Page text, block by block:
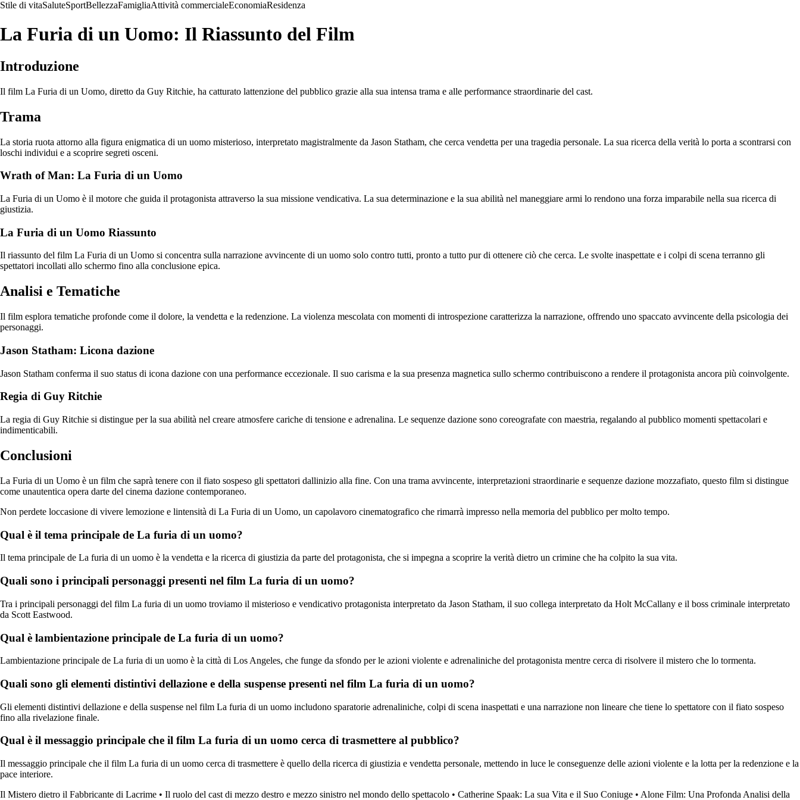
Stile di vitaSaluteSportBellezzaFamigliaAttività commercialeEconomiaResidenza
La Furia di un Uomo: Il Riassunto del Film
Introduzione
Il film La Furia di un Uomo, diretto da Guy Ritchie, ha catturato lattenzione del pubblico grazie alla sua intensa trama e alle performance straordinarie del cast.
Trama
La storia ruota attorno alla figura enigmatica di un uomo misterioso, interpretato magistralmente da Jason Statham, che cerca vendetta per una tragedia personale. La sua ricerca della verità lo porta a scontrarsi con
loschi individui e a scoprire segreti osceni.
Wrath of Man: La Furia di un Uomo
La Furia di un Uomo è il motore che guida il protagonista attraverso la sua missione vendicativa. La sua determinazione e la sua abilità nel maneggiare armi lo rendono una forza imparabile nella sua ricerca di
giustizia.
La Furia di un Uomo Riassunto
Il riassunto del film La Furia di un Uomo si concentra sulla narrazione avvincente di un uomo solo contro tutti, pronto a tutto pur di ottenere ciò che cerca. Le svolte inaspettate e i colpi di scena terranno gli
spettatori incollati allo schermo fino alla conclusione epica.
Analisi e Tematiche
Il film esplora tematiche profonde come il dolore, la vendetta e la redenzione. La violenza mescolata con momenti di introspezione caratterizza la narrazione, offrendo uno spaccato avvincente della psicologia dei
personaggi.
Jason Statham: Licona dazione
Jason Statham conferma il suo status di icona dazione con una performance eccezionale. Il suo carisma e la sua presenza magnetica sullo schermo contribuiscono a rendere il protagonista ancora più coinvolgente.
Regia di Guy Ritchie
La regia di Guy Ritchie si distingue per la sua abilità nel creare atmosfere cariche di tensione e adrenalina. Le sequenze dazione sono coreografate con maestria, regalando al pubblico momenti spettacolari e
indimenticabili.
Conclusioni
La Furia di un Uomo è un film che saprà tenere con il fiato sospeso gli spettatori dallinizio alla fine. Con una trama avvincente, interpretazioni straordinarie e sequenze dazione mozzafiato, questo film si distingue
come unautentica opera darte del cinema dazione contemporaneo.
Non perdete loccasione di vivere lemozione e lintensità di La Furia di un Uomo, un capolavoro cinematografico che rimarrà impresso nella memoria del pubblico per molto tempo.
Qual è il tema principale de La furia di un uomo?
Il tema principale de La furia di un uomo è la vendetta e la ricerca di giustizia da parte del protagonista, che si impegna a scoprire la verità dietro un crimine che ha colpito la sua vita.
Quali sono i principali personaggi presenti nel film La furia di un uomo?
Tra i principali personaggi del film La furia di un uomo troviamo il misterioso e vendicativo protagonista interpretato da Jason Statham, il suo collega interpretato da Holt McCallany e il boss criminale interpretato
da Scott Eastwood.
Qual è lambientazione principale de La furia di un uomo?
Lambientazione principale de La furia di un uomo è la città di Los Angeles, che funge da sfondo per le azioni violente e adrenaliniche del protagonista mentre cerca di risolvere il mistero che lo tormenta.
Quali sono gli elementi distintivi dellazione e della suspense presenti nel film La furia di un uomo?
Gli elementi distintivi dellazione e della suspense nel film La furia di un uomo includono sparatorie adrenaliniche, colpi di scena inaspettati e una narrazione non lineare che tiene lo spettatore con il fiato sospeso
fino alla rivelazione finale.
Qual è il messaggio principale che il film La furia di un uomo cerca di trasmettere al pubblico?
Il messaggio principale che il film La furia di un uomo cerca di trasmettere è quello della ricerca di giustizia e vendetta personale, mettendo in luce le conseguenze delle azioni violente e la lotta per la redenzione e la
pace interiore.
Il Mistero dietro il Fabbricante di Lacrime • Il ruolo del cast di mezzo destro e mezzo sinistro nel mondo dello spettacolo • Catherine Spaak: La sua Vita e il Suo Coniuge • Alone Film: Una Profonda Analisi della